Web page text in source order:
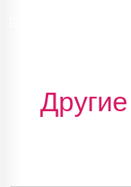
перейти в